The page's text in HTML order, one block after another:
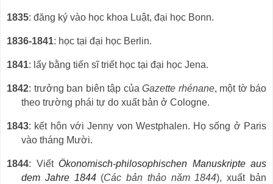
1835: đăng ký vào học khoa Luật, đại học Bonn.
1836-1841: học tại đại học Berlin.
1841: lấy bằng tiến sĩ triết học tại đại học Jena.
1842: trưởng ban biên tập của Gazette rhénane, một tờ báo
theo trường phái tự do xuất bản ở Cologne.
1843: kết hôn với Jenny von Westphalen. Họ sống ở Paris
vào tháng Mười.
1844: Viết Ökonomisch-philosophischen Manuskripte aus
dem Jahre 1844(Các bản thảo năm 1844), xuất bản